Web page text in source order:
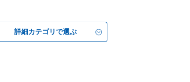
詳細カテゴリで選ぶ